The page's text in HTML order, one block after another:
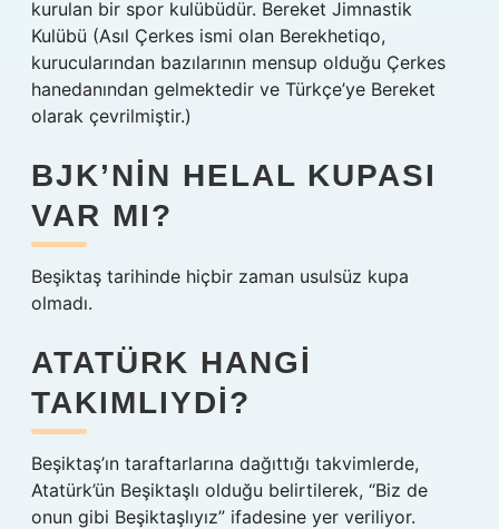
kurulan bir spor kulübüdür. Bereket Jimnastik
Kulübü (Asıl Çerkes ismi olan Berekhetiqo,
kurucularından bazılarının mensup olduğu Çerkes
hanedanından gelmektedir ve Türkçe’ye Bereket
olarak çevrilmiştir.)
BJK’NIN HELAL KUPASI
VAR MI?
Beşiktaş tarihinde hiçbir zaman usulsüz kupa
olmadı.
ATATÜRK HANGI
TAKIMLIYDI?
Beşiktaş’ın taraftarlarına dağıttığı takvimlerde,
Atatürk’ün Beşiktaşlı olduğu belirtilerek, “Biz de
onun gibi Beşiktaşlıyız” ifadesine yer veriliyor.